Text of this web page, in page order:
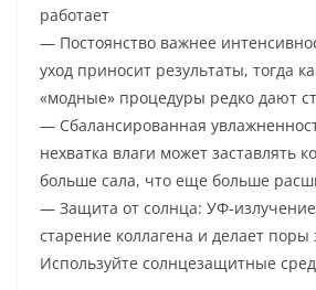
работает
— Постоянство важнее
уход приносит результаты, тогда
«модные» процедуры редко дают
— Сбалансированная
нехватка влаги может заставлять
больше сала, что еще больше
— Защита от солнца: УФ-излучение
старение коллагена и делает поры
Используйте солнцезащитные